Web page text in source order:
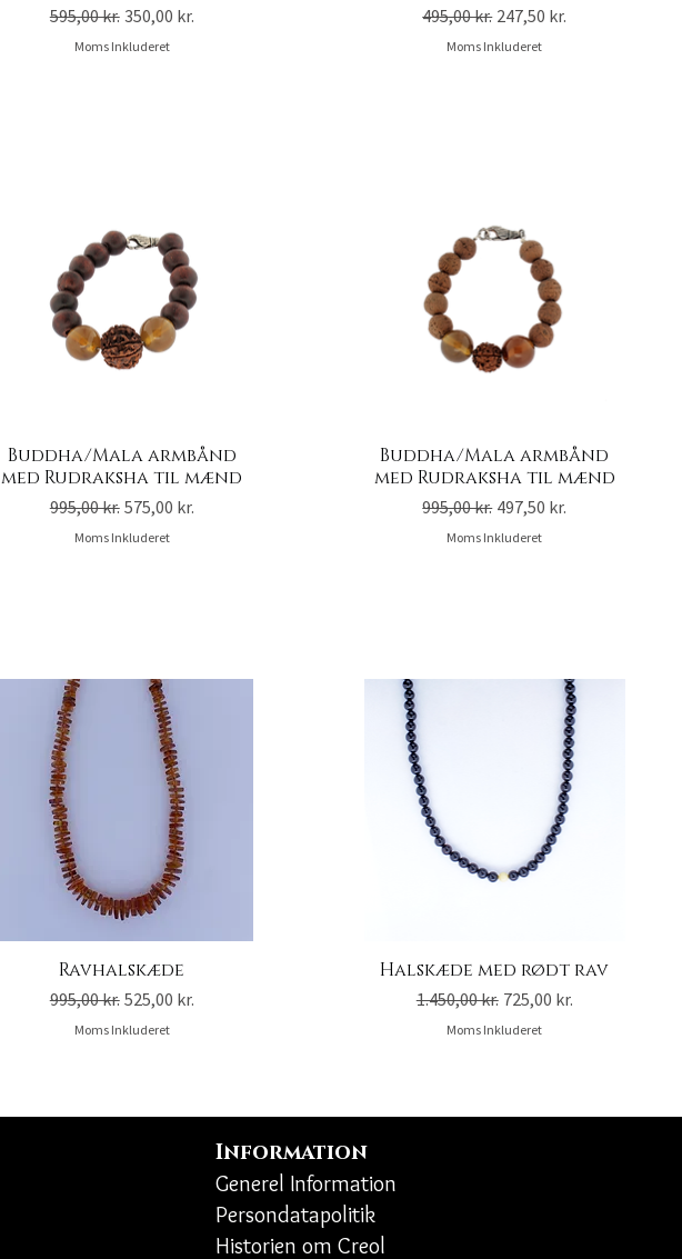
Regulær pris
595,00 kr. Salgspris
350,00 kr.
Moms Inkluderet
Regulær pris
495,00 kr. Salgspris
247,50 kr.
Moms Inkluderet
Buddha/Mala armbånd
med Rudraksha til mænd
Regulær pris
995,00 kr. Salgspris
575,00 kr.
Moms Inkluderet
Buddha/Mala armbånd
med Rudraksha til mænd
Regulær pris
995,00 kr. Salgspris
497,50 kr.
Moms Inkluderet
Ravhalskæde
Regulær pris
995,00 kr. Salgspris
525,00 kr.
Moms Inkluderet
Halskæde med rødt rav
Regulær pris
1.450,00 kr. Salgspris
725,00 kr.
Moms Inkluderet
Information
Generel Information
Persondatapolitik
Historien om Creol